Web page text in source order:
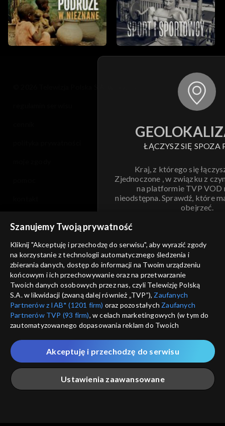
ŁĄCZYSZ SIĘ SPOZA
Kraj, z którego się
Zjednoczone , w związku z
na platformie TVP VOD
nieodstępna. Sprawdź, które
obejrzeć.
ANULUJ
informacje o dostawcy usług
Szanujemy Twoją prywatność
Kliknij "Akceptuję i przechodzę do serwisu", aby wyrazić zgody
na korzystanie z technologii automatycznego śledzenia i
zbierania danych, dostęp do informacji na Twoim urządzeniu
końcowym i ich przechowywanie oraz na przetwarzanie
Twoich danych osobowych przez nas, czyli Telewizję Polską
S.A. w likwidacji (zwaną dalej również „TVP”), Zaufanych
Partnerów z IAB* (1201 firm) oraz pozostałych Zaufanych
Partnerów TVP (93 firm), w celach marketingowych (w tym do
zautomatyzowanego dopasowania reklam do Twoich
które wskazujemy poniżej, a także zgody na udostępnianie
przez nas identyfikatora PPID do Google.
Twoje dane osobowe zbierane podczas odwiedzania przez
Ciebie naszych
poszczególnych serwisówzwanych dalej
„Portalem”, w tym informacje zapisywane za pomocą
Ustawienia zaawansowane
Akceptuję i przechodzę do serwisu